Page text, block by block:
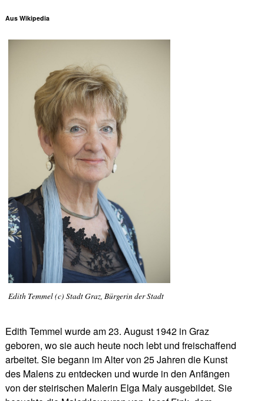
Aus Wikipedia
Edith Temmel (c) Stadt Graz, Bürgerin der Stadt
Edith Temmel wurde am 23. August 1942 in Graz
geboren, wo sie auch heute noch lebt und freischaffend
arbeitet. Sie begann im Alter von 25 Jahren die Kunst
des Malens zu entdecken und wurde in den Anfängen
von der steirischen Malerin Elga Maly ausgebildet. Sie